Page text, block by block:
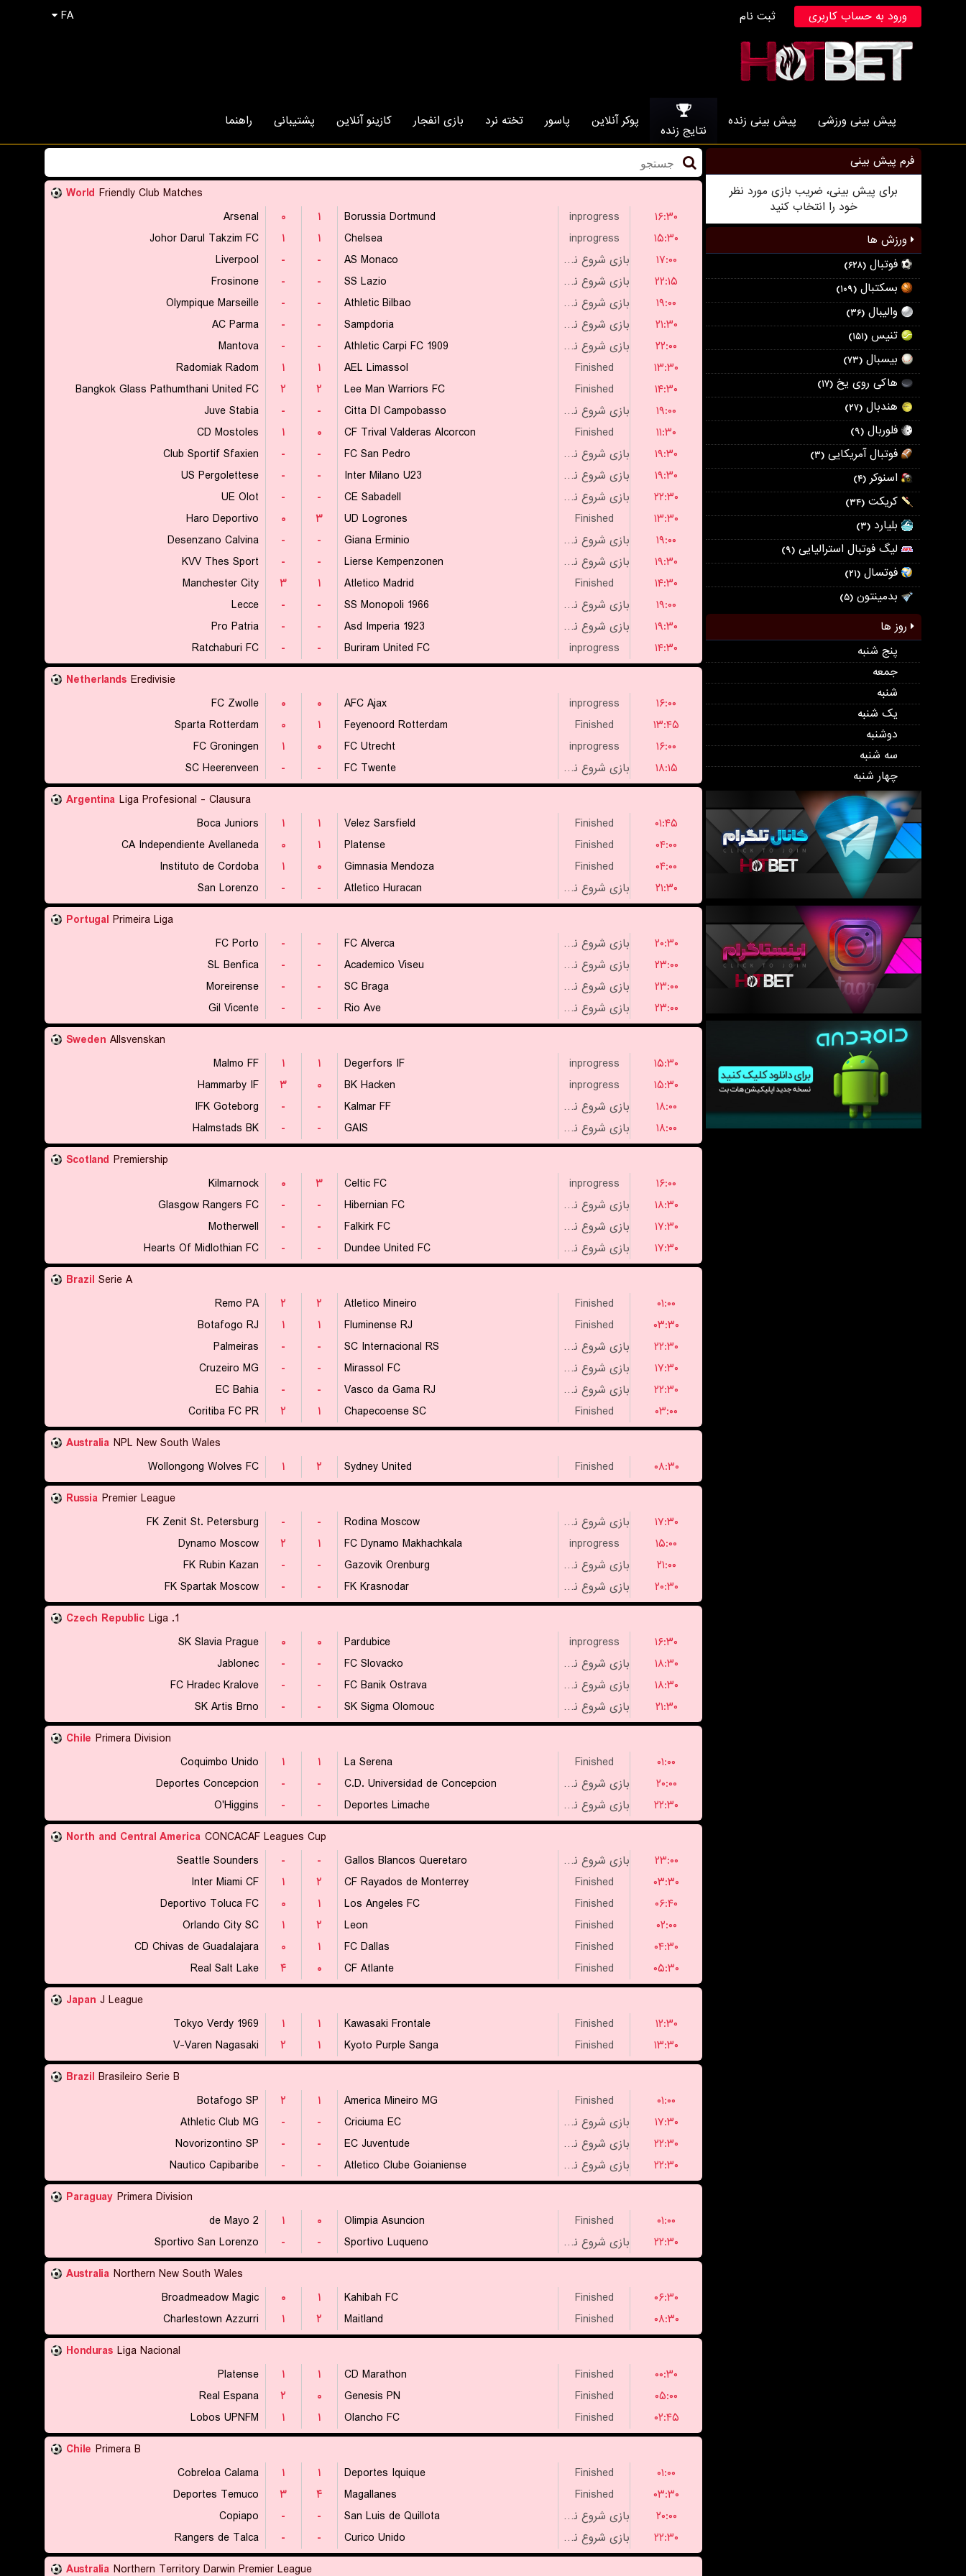
FA ورود به حساب کاربری ثبت نام
پیش بینی ورزشی پیش بینی زنده
نتایج زنده
پوکر آنلاین پاسور تخته نرد بازی انفجار کازینو آنلاین پشتیبانی راهنما
فرم پیش بینی
برای پیش بینی، ضریب بازی مورد نظر
خود را انتخاب کنید
ورزش ها
فوتبال (۶۲۸)
بسکتبال (۱۰۹)
والیبال (۳۶)
تنیس (۱۵۱)
بیسبال (۷۳)
هاکی روی یخ (۱۷)
هندبال (۲۷)
فلوربال (۹)
فوتبال آمریکایی (۳)
اسنوکر (۴)
کریکت (۳۴)
بلیارد (۳)
لیگ فوتبال استرالیایی (۹)
فوتسال (۲۱)
بدمینتون (۵)
روز ها
پنج شنبه
جمعه
شنبه
یک شنبه
دوشنبه
سه شنبه
چهار شنبه
World Friendly Club Matches
Arsenal
۰ ۱ Borussia Dortmund inprogress
۱۶:۳۰
Johor Darul Takzim FC
۱ ۱ Chelsea inprogress
۱۵:۳۰
Liverpool
- - AS Monaco بازی شروع نشده است
۱۷:۰۰
Frosinone
- - SS Lazio بازی شروع نشده است
۲۲:۱۵
Olympique Marseille
- - Athletic Bilbao بازی شروع نشده است
۱۹:۰۰
AC Parma
- - Sampdoria بازی شروع نشده است
۲۱:۳۰
Mantova
- - Athletic Carpi FC 1909 بازی شروع نشده است
۲۲:۰۰
Radomiak Radom
۱ ۱ AEL Limassol Finished
۱۳:۳۰
Bangkok Glass Pathumthani United FC
۲ ۲ Lee Man Warriors FC Finished
۱۴:۳۰
Juve Stabia
- - Citta DI Campobasso بازی شروع نشده است
۱۹:۰۰
CD Mostoles
۱ ۰ CF Trival Valderas Alcorcon Finished
۱۱:۳۰
Club Sportif Sfaxien
- - FC San Pedro بازی شروع نشده است
۱۹:۳۰
US Pergolettese
- - Inter Milano U23 بازی شروع نشده است
۱۹:۳۰
UE Olot
- - CE Sabadell بازی شروع نشده است
۲۲:۳۰
Haro Deportivo
۰ ۳ UD Logrones Finished
۱۳:۳۰
Desenzano Calvina
- - Giana Erminio بازی شروع نشده است
۱۹:۰۰
KVV Thes Sport
- - Lierse Kempenzonen بازی شروع نشده است
۱۹:۳۰
Manchester City
۳ ۱ Atletico Madrid Finished
۱۴:۳۰
Lecce
- - SS Monopoli 1966 بازی شروع نشده است
۱۹:۰۰
Pro Patria
- - Asd Imperia 1923 بازی شروع نشده است
۱۹:۳۰
Ratchaburi FC
- - Buriram United FC inprogress
۱۴:۳۰
Netherlands Eredivisie
FC Zwolle
۰ ۰ AFC Ajax inprogress
۱۶:۰۰
Sparta Rotterdam
۰ ۱ Feyenoord Rotterdam Finished
۱۳:۴۵
FC Groningen
۱ ۰ FC Utrecht inprogress
۱۶:۰۰
SC Heerenveen
- - FC Twente بازی شروع نشده است
۱۸:۱۵
Argentina Liga Profesional - Clausura
Boca Juniors
۱ ۱ Velez Sarsfield Finished
۰۱:۴۵
CA Independiente Avellaneda
۰ ۱ Platense Finished
۰۴:۰۰
Instituto de Cordoba
۱ ۰ Gimnasia Mendoza Finished
۰۴:۰۰
San Lorenzo
- - Atletico Huracan بازی شروع نشده است
۲۱:۳۰
Portugal Primeira Liga
FC Porto
- - FC Alverca بازی شروع نشده است
۲۰:۳۰
SL Benfica
- - Academico Viseu بازی شروع نشده است
۲۳:۰۰
Moreirense
- - SC Braga بازی شروع نشده است
۲۳:۰۰
Gil Vicente
- - Rio Ave بازی شروع نشده است
۲۳:۰۰
Sweden Allsvenskan
Malmo FF
۱ ۱ Degerfors IF inprogress
۱۵:۳۰
Hammarby IF
۳ ۰ BK Hacken inprogress
۱۵:۳۰
IFK Goteborg
- - Kalmar FF بازی شروع نشده است
۱۸:۰۰
Halmstads BK
- - GAIS بازی شروع نشده است
۱۸:۰۰
Scotland Premiership
Kilmarnock
۰ ۳ Celtic FC inprogress
۱۶:۰۰
Glasgow Rangers FC
- - Hibernian FC بازی شروع نشده است
۱۸:۳۰
Motherwell
- - Falkirk FC بازی شروع نشده است
۱۷:۳۰
Hearts Of Midlothian FC
- - Dundee United FC بازی شروع نشده است
۱۷:۳۰
Brazil Serie A
Remo PA
۲ ۲ Atletico Mineiro Finished
۰۱:۰۰
Botafogo RJ
۱ ۱ Fluminense RJ Finished
۰۳:۳۰
Palmeiras
- - SC Internacional RS بازی شروع نشده است
۲۲:۳۰
Cruzeiro MG
- - Mirassol FC بازی شروع نشده است
۱۷:۳۰
EC Bahia
- - Vasco da Gama RJ بازی شروع نشده است
۲۲:۳۰
Coritiba FC PR
۲ ۱ Chapecoense SC Finished
۰۳:۰۰
Australia NPL New South Wales
Wollongong Wolves FC
۱ ۲ Sydney United Finished
۰۸:۳۰
Russia Premier League
FK Zenit St. Petersburg
- - Rodina Moscow بازی شروع نشده است
۱۷:۳۰
Dynamo Moscow
۲ ۱ FC Dynamo Makhachkala inprogress
۱۵:۰۰
FK Rubin Kazan
- - Gazovik Orenburg بازی شروع نشده است
۲۱:۰۰
FK Spartak Moscow
- - FK Krasnodar بازی شروع نشده است
۲۰:۳۰
Czech Republic
1. Liga
SK Slavia Prague
۰ ۰ Pardubice inprogress
۱۶:۳۰
Jablonec
- - FC Slovacko بازی شروع نشده است
۱۸:۳۰
FC Hradec Kralove
- - FC Banik Ostrava بازی شروع نشده است
۱۸:۳۰
SK Artis Brno
- - SK Sigma Olomouc بازی شروع نشده است
۲۱:۳۰
Chile Primera Division
Coquimbo Unido
۱ ۱ La Serena Finished
۰۱:۰۰
Deportes Concepcion
- - C.D. Universidad de Concepcion بازی شروع نشده است
۲۰:۰۰
O'Higgins
- - Deportes Limache بازی شروع نشده است
۲۲:۳۰
North and Central America CONCACAF Leagues Cup
Seattle Sounders
- - Gallos Blancos Queretaro بازی شروع نشده است
۲۳:۰۰
Inter Miami CF
۱ ۲ CF Rayados de Monterrey Finished
۰۳:۳۰
Deportivo Toluca FC
۰ ۱ Los Angeles FC Finished
۰۶:۴۰
Orlando City SC
۱ ۲ Leon Finished
۰۲:۰۰
CD Chivas de Guadalajara
۰ ۱ FC Dallas Finished
۰۴:۳۰
Real Salt Lake
۴ ۰ CF Atlante Finished
۰۵:۳۰
Japan J League
Tokyo Verdy 1969
۱ ۱ Kawasaki Frontale Finished
۱۲:۳۰
V-Varen Nagasaki
۲ ۱ Kyoto Purple Sanga Finished
۱۳:۳۰
Brazil Brasileiro Serie B
Botafogo SP
۲ ۱ America Mineiro MG Finished
۰۱:۰۰
Athletic Club MG
- - Criciuma EC بازی شروع نشده است
۱۷:۳۰
Novorizontino SP
- - EC Juventude بازی شروع نشده است
۲۲:۳۰
Nautico Capibaribe
- - Atletico Clube Goianiense بازی شروع نشده است
۲۲:۳۰
Paraguay Primera Division
2 de Mayo
۱ ۰ Olimpia Asuncion Finished
۰۱:۰۰
Sportivo San Lorenzo
- - Sportivo Luqueno بازی شروع نشده است
۲۲:۳۰
Australia Northern New South Wales
Broadmeadow Magic
۰ ۱ Kahibah FC Finished
۰۶:۳۰
Charlestown Azzurri
۱ ۲ Maitland Finished
۰۸:۳۰
Honduras Liga Nacional
Platense
۱ ۱ CD Marathon Finished
۰۰:۳۰
Real Espana
۲ ۰ Genesis PN Finished
۰۵:۰۰
Lobos UPNFM
۱ ۱ Olancho FC Finished
۰۲:۴۵
Chile Primera B
Cobreloa Calama
۱ ۱ Deportes Iquique Finished
۰۱:۰۰
Deportes Temuco
۳ ۴ Magallanes Finished
۰۳:۳۰
Copiapo
- - San Luis de Quillota بازی شروع نشده است
۲۰:۰۰
Rangers de Talca
- - Curico Unido بازی شروع نشده است
۲۲:۳۰
Australia Northern Territory Darwin Premier League